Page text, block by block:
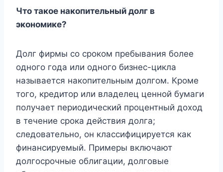
Что такое накопительный долг в
экономике?
Долг фирмы со сроком пребывания более
одного года или одного бизнес-цикла
называется накопительным долгом. Кроме
того, кредитор или владелец ценной бумаги
получает периодический процентный доход
в течение срока действия долга;
следовательно, он классифицируется как
финансируемый. Примеры включают
долгосрочные облигации, долговые